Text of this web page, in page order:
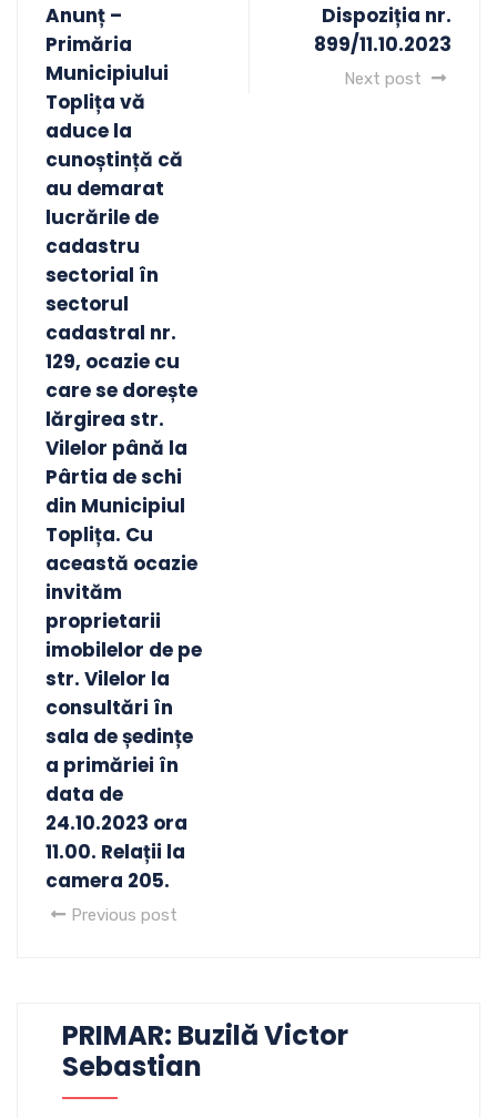
Anunț –
Primăria
Municipiului
Toplița vă
aduce la
cunoștință că
au demarat
lucrările de
cadastru
sectorial în
sectorul
cadastral nr.
129, ocazie cu
care se dorește
lărgirea str.
Vilelor până la
Pârtia de schi
din Municipiul
Toplița. Cu
această ocazie
invităm
proprietarii
imobilelor de pe
str. Vilelor la
consultări în
sala de ședințe
a primăriei în
data de
24.10.2023 ora
11.00. Relații la
camera 205.
Previous post
Dispoziția nr.
899/11.10.2023
Next post
PRIMAR: Buzilă Victor
Sebastian